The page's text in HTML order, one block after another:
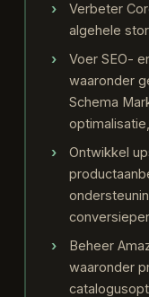
Verbeter
algehele
Voer SEO-
waaronder
Schema
Ontwikkel
Beheer
waaronder